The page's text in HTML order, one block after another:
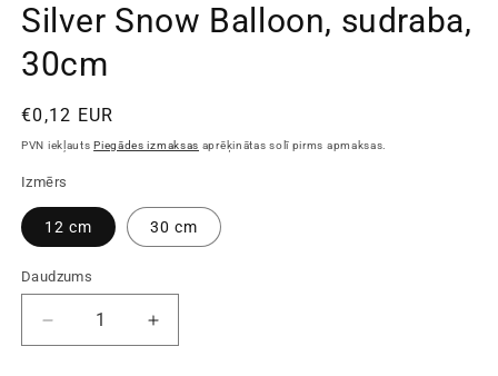
Silver Snow Balloon, sudraba,
30cm
Standarta
cena
€0,12 EUR
PVN iekļautsPiegādes izmaksas aprēķinātas solī pirms apmaksas.
Izmērs
12 cm 30 cm
Daudzums
Samazināt
daudzumu
Palielināt
daudzumu